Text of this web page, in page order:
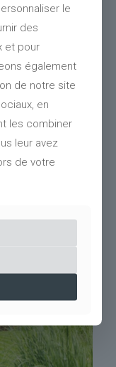
le
des
et pour
également
de notre site
en
les combiner
leur avez
de votre